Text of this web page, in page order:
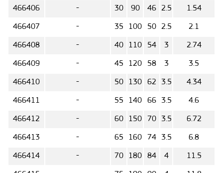
466406 - 30 90 46 2.5 1.54
466407 - 35 100 50 2.5 2.1
466408 - 40 110 54 3 2.74
466409 - 45 120 58 3 3.5
466410 - 50 130 62 3.5 4.34
466411 - 55 140 66 3.5 4.6
466412 - 60 150 70 3.5 6.72
466413 - 65 160 74 3.5 6.8
466414 - 70 180 84 4 11.5